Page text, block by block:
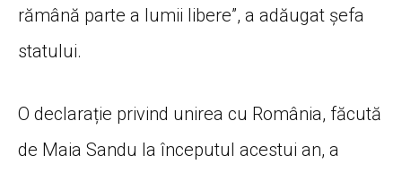
rămână parte a lumii libere”, a adăugat șefa
statului.
O declarație privind unirea cu România, făcută
de Maia Sandu la începutul acestui an, a